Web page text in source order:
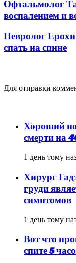
Офтальмолог
воспалением и
Невролог
спать на спине
Для отправки
Хороший
смерти на
1 день тому
Хирург
груди
симптомов
1 день тому
Вот что
спите 5